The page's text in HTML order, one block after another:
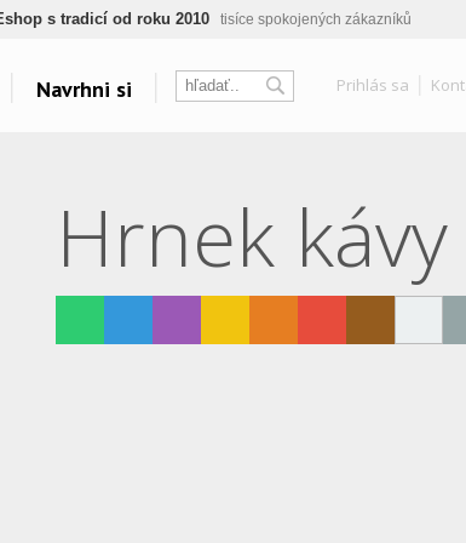
vlastní vývoj, nejnovější technologie
Eshop s tradicí od roku 2010 tisíce spokojených zákazníků
Navrhni si Prihlás sa
Galéria
Oblečenie bez potlače
Hrnek kávy